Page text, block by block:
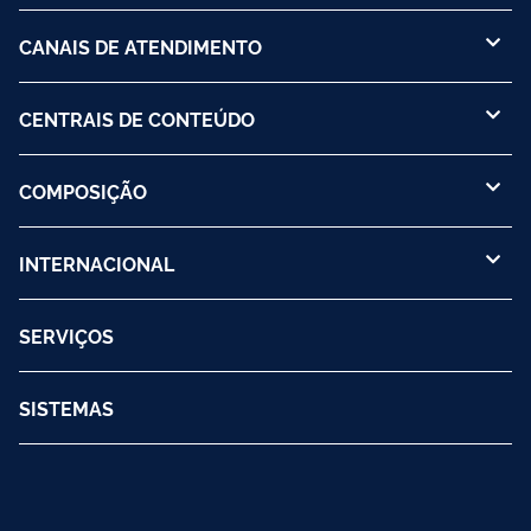
CANAIS DE ATENDIMENTO
CENTRAIS DE CONTEÚDO
COMPOSIÇÃO
INTERNACIONAL
SERVIÇOS
SISTEMAS